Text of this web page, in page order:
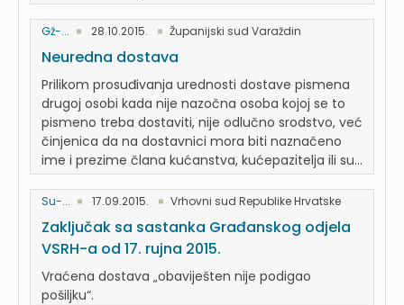
Gž-... 28.10.2015. Županijski sud Varaždin
Neuredna dostava
Prilikom prosuđivanja urednosti dostave pismena
drugoj osobi kada nije nazočna osoba kojoj se to
pismeno treba dostaviti, nije odlučno srodstvo, već
činjenica da na dostavnici mora biti naznačeno
ime i prezime člana kućanstva, kućepazitelja ili su...
Su-... 17.09.2015. Vrhovni sud Republike Hrvatske
Zaključak sa sastanka Građanskog odjela
VSRH-a od 17. rujna 2015.
Vraćena dostava „obaviješten nije podigao
pošiljku“.